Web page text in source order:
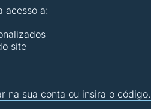
acesso a:
site
na sua conta ou insira o código.